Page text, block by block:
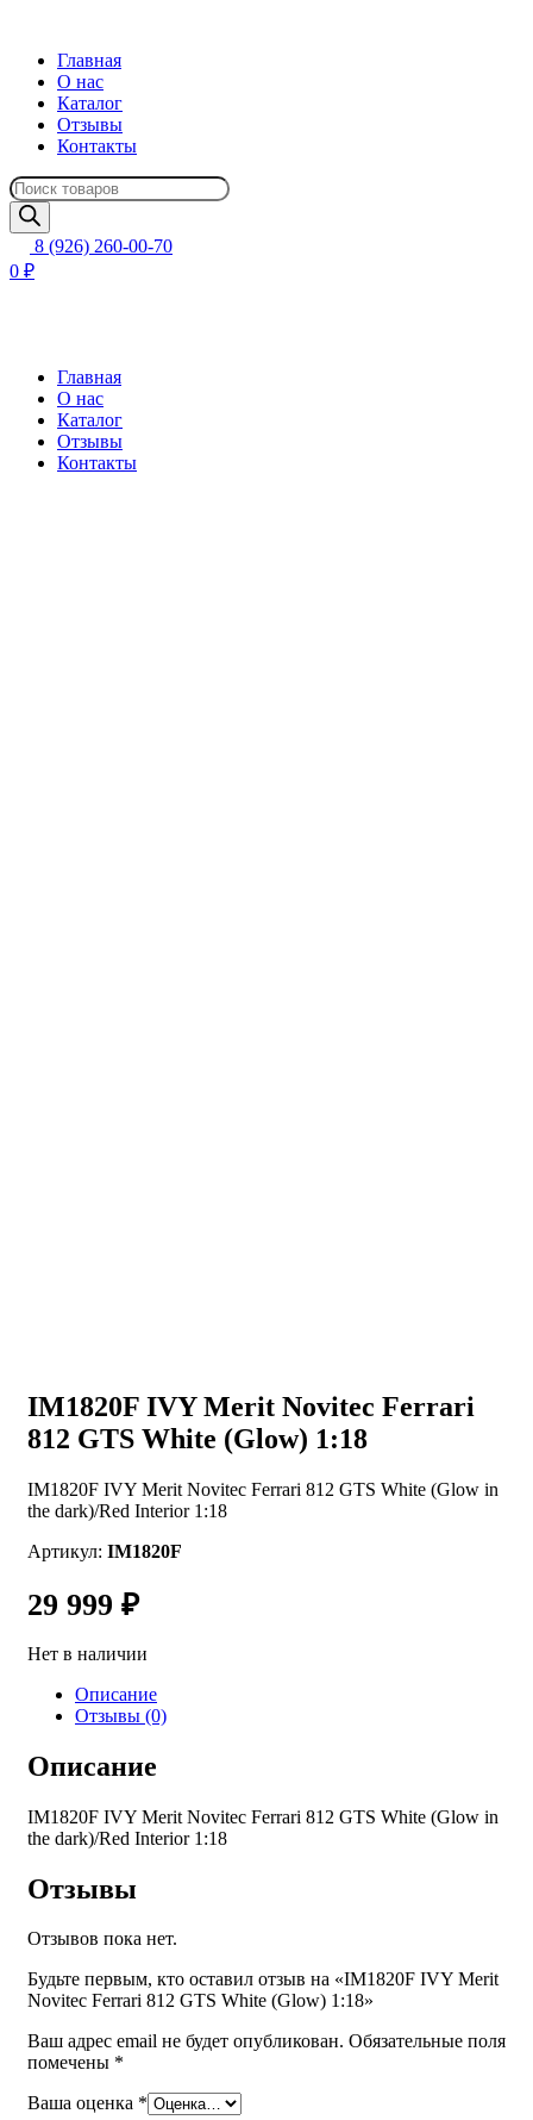
Главная
О нас
Каталог
Отзывы
Контакты
Поиск
товаров
8 (926) 260-00-70
0 ₽
Главная
О нас
Каталог
Отзывы
Контакты
IM1820F IVY Merit Novitec Ferrari
812 GTS White (Glow) 1:18
IM1820F IVY Merit Novitec Ferrari 812 GTS White (Glow in
the dark)/Red Interior 1:18
Артикул: IM1820F
29 999 ₽
Нет в наличии
Описание
Отзывы (0)
Описание
IM1820F IVY Merit Novitec Ferrari 812 GTS White (Glow in
the dark)/Red Interior 1:18
Отзывы
Отзывов пока нет.
Будьте первым, кто оставил отзыв на «IM1820F IVY Merit
Novitec Ferrari 812 GTS White (Glow) 1:18»
Ваш адрес email не будет опубликован. Обязательные поля
помечены *
Ваша оценка *